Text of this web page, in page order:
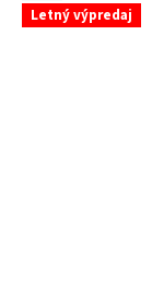
Letný výpredaj